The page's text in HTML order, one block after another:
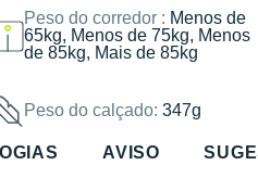
Peso do corredor : Menos de
65kg, Menos de 75kg, Menos
de 85kg, Mais de 85kg
Peso do calçado: 347g
AVISO